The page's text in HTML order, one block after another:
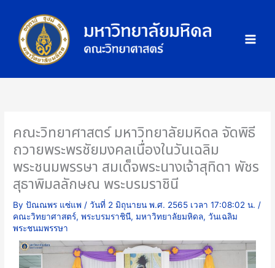
content
คณะวิทยาศาสตร์ มหาวิทยาลัยมหิดล จัดพิธี
ถวายพระพรชัยมงคลเนื่องในวันเฉลิม
พระชนมพรรษา สมเด็จพระนางเจ้าสุทิดา พัชร
สุธาพิมลลักษณ พระบรมราชินี
Byปัณณพร แซ่แพ /วันที่ 2 มิถุนายน พ.ศ. 2565 เวลา 17:08:02 น. /
คณะวิทยาศาสตร์,พระบรมราชินี,มหาวิทยาลัยมหิดล,วันเฉลิม
พระชนมพรรษา
ม